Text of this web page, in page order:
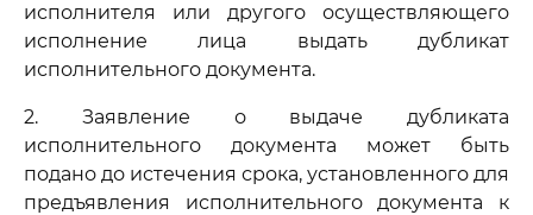
исполнителя или другого осуществляющего
исполнение лица выдать дубликат
исполнительного документа.
2. Заявление о выдаче дубликата
исполнительного документа может быть
подано до истечения срока, установленного для
предъявления исполнительного документа к